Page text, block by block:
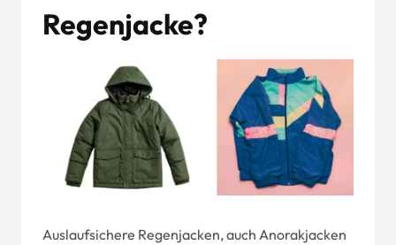
Regenjacke?
Auslaufsichere Regenjacken, auch Anorakjacken